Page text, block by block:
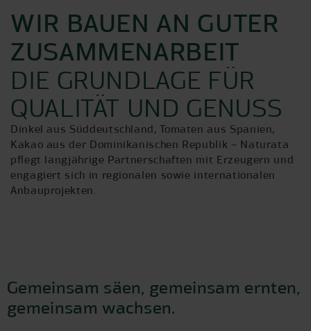
WIR BAUEN AN GUTER
ZUSAMMENARBEIT
DIE GRUNDLAGE FÜR
QUALITÄT UND GENUSS
Dinkel aus Süddeutschland, Tomaten aus Spanien,
Kakao aus der Dominikanischen Republik – Naturata
pflegt langjährige Partnerschaften mit Erzeugern und
engagiert sich in regionalen sowie internationalen
Anbauprojekten.
Gemeinsam säen, gemeinsam ernten,
gemeinsam wachsen.